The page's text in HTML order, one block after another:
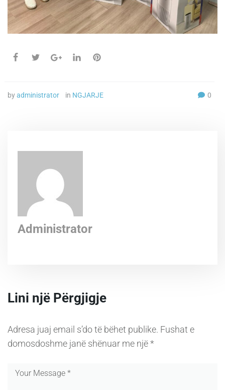
byadministrator in NGJARJE 0
Administrator
Lini një Përgjigje
Adresa juaj email s’do të bëhet publike. Fushat e
domosdoshme janë shënuar me një*